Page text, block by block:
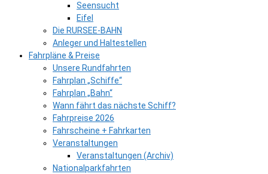
Seensucht
Eifel
Die RURSEE-BAHN
Anleger und Haltestellen
Fahrpläne & Preise
Unsere Rundfahrten
Fahrplan „Schiffe“
Fahrplan „Bahn“
Wann fährt das nächste Schiff?
Fahrpreise 2026
Fahrscheine + Fahrkarten
Veranstaltungen
Veranstaltungen (Archiv)
Nationalparkfahrten